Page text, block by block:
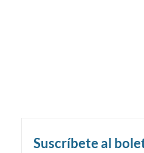
Suscríbete al